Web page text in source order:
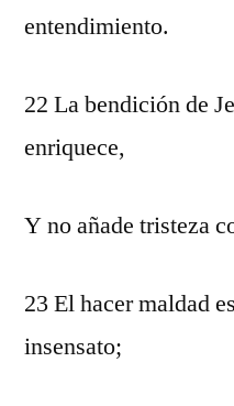
entendimiento.
22 La bendición de
enriquece,
Y no añade tristeza
23 El hacer maldad
insensato;